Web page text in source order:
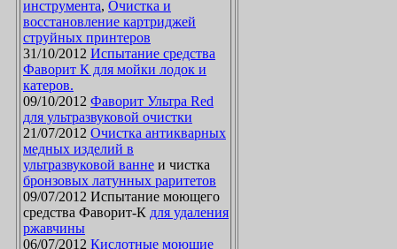
инструмента, Очистка и
восстановление картриджей
струйных принтеров
31/10/2012 Испытание средства
Фаворит К для мойки лодок и
катеров.
09/10/2012 Фаворит Ультра Red
для ультразвуковой очистки
21/07/2012 Очистка антикварных
медных изделий в
ультразвуковой ванне и чистка
бронзовых латунных раритетов
09/07/2012 Испытание моющего
средства Фаворит-К для удаления
ржавчины
06/07/2012 Кислотные моющие